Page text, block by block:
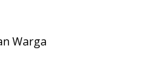
Warga